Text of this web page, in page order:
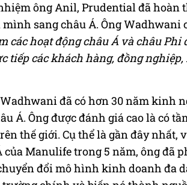
ông Anil, Prudential đã hoàn
mình sang châu Á. Ông Wadhwani
các hoạt động châu Á và châu
tiếp các khách hàng, đồng
đã có hơn 30 năm kinh
Á. Ông được đánh giá cao là có
thế giới. Cụ thể là gần đây nhất,
của Manulife trong 5 năm, ông đã
đổi mô hình kinh doanh đa